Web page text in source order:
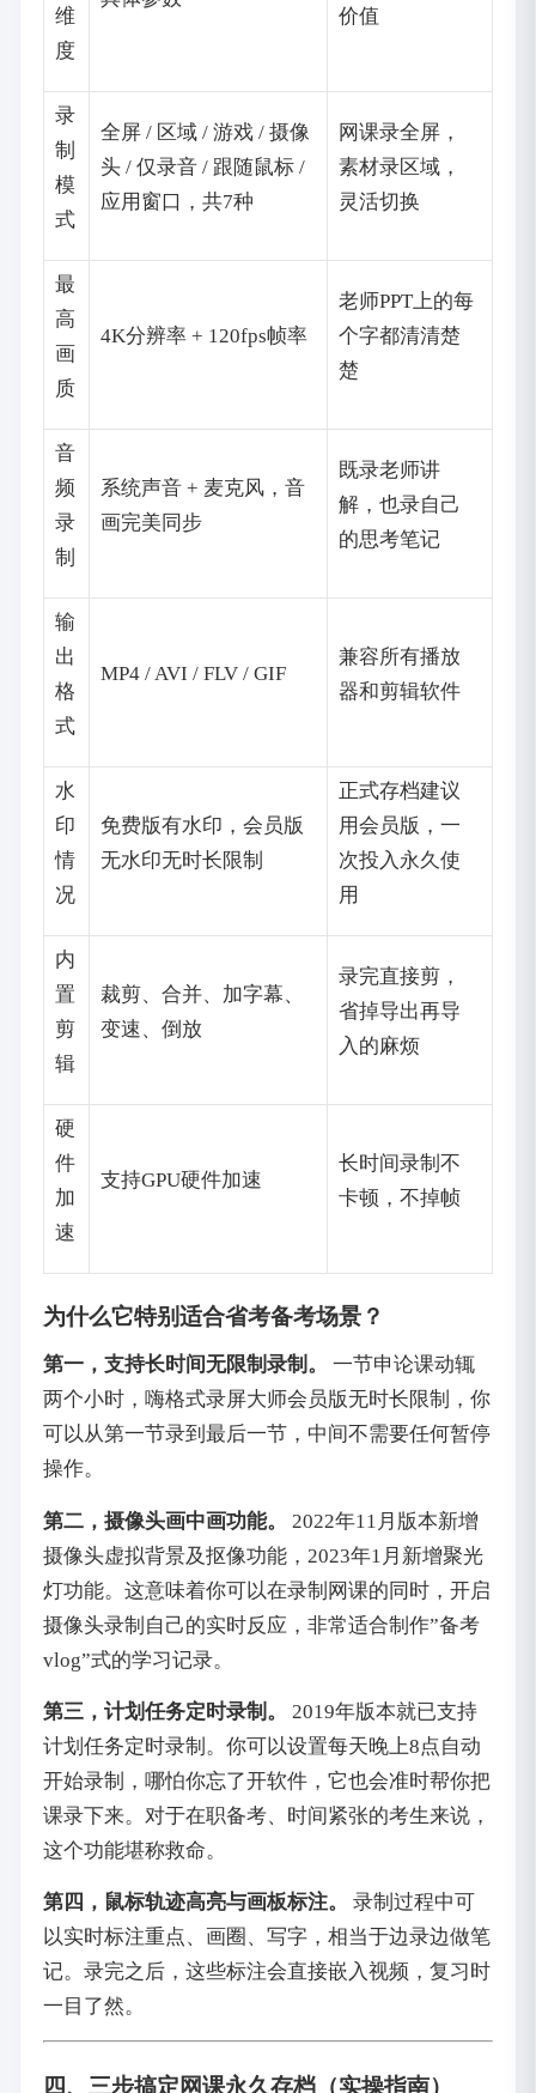
维
度
价值
录
制
模
式
全屏 / 区域 / 游戏 / 摄像
头 / 仅录音 / 跟随鼠标 /
应用窗口，共7种
网课录全屏，
素材录区域，
灵活切换
最
高
画
质
4K分辨率 + 120fps帧率
老师PPT上的每
个字都清清楚
楚
音
频
录
制
系统声音 + 麦克风，音
画完美同步
既录老师讲
解，也录自己
的思考笔记
输
出
格
式
MP4 / AVI / FLV / GIF
兼容所有播放
器和剪辑软件
水
印
情
况
免费版有水印，会员版
无水印无时长限制
正式存档建议
用会员版，一
次投入永久使
用
内
置
剪
辑
裁剪、合并、加字幕、
变速、倒放
录完直接剪，
省掉导出再导
入的麻烦
硬
件
加
速
支持GPU硬件加速
长时间录制不
卡顿，不掉帧
为什么它特别适合省考备考场景？
第一，支持长时间无限制录制。
一节申论课动辄
两个小时，嗨格式录屏大师会员版无时长限制，你
可以从第一节录到最后一节，中间不需要任何暂停
操作。
第二，摄像头画中画功能。
2022年11月版本新增
摄像头虚拟背景及抠像功能，2023年1月新增聚光
灯功能。这意味着你可以在录制网课的同时，开启
摄像头录制自己的实时反应，非常适合制作”备考
vlog”式的学习记录。
第三，计划任务定时录制。
2019年版本就已支持
计划任务定时录制。你可以设置每天晚上8点自动
开始录制，哪怕你忘了开软件，它也会准时帮你把
课录下来。对于在职备考、时间紧张的考生来说，
这个功能堪称救命。
第四，鼠标轨迹高亮与画板标注。
录制过程中可
以实时标注重点、画圈、写字，相当于边录边做笔
记。录完之后，这些标注会直接嵌入视频，复习时
一目了然。
四、三步搞定网课永久存档（实操指南）